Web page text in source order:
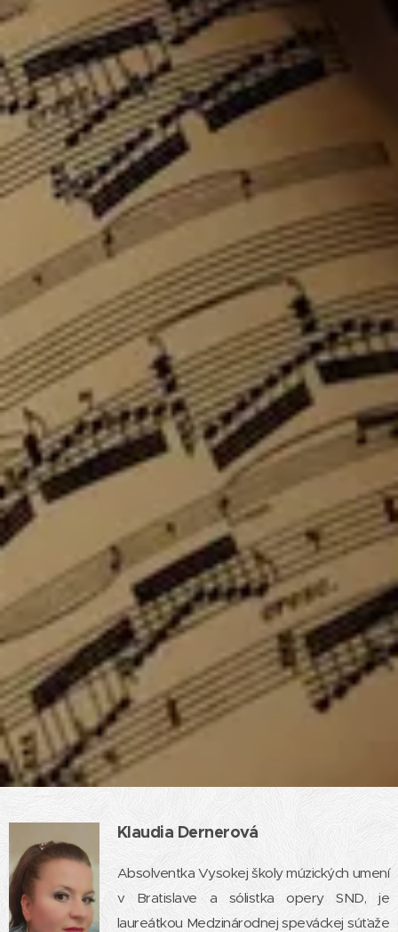
Klaudia Dernerová
Absolventka Vysokej školy múzických umení
v Bratislave a sólistka opery SND, je
laureátkou Medzinárodnej speváckej súťaže